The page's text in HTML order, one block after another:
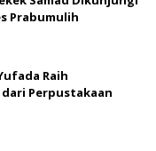
Prabumulih
Raih
Perpustakaan